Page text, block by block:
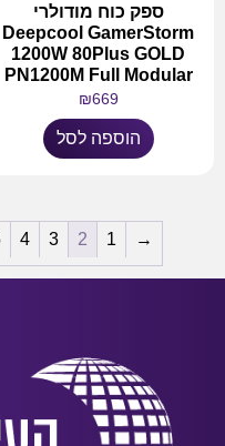
ספק כוח מודולרי
Deepcool GamerStorm
1200W 80Plus GOLD
PN1200M Full Modular
₪669
הוספה לסל
→
1
2
3
4